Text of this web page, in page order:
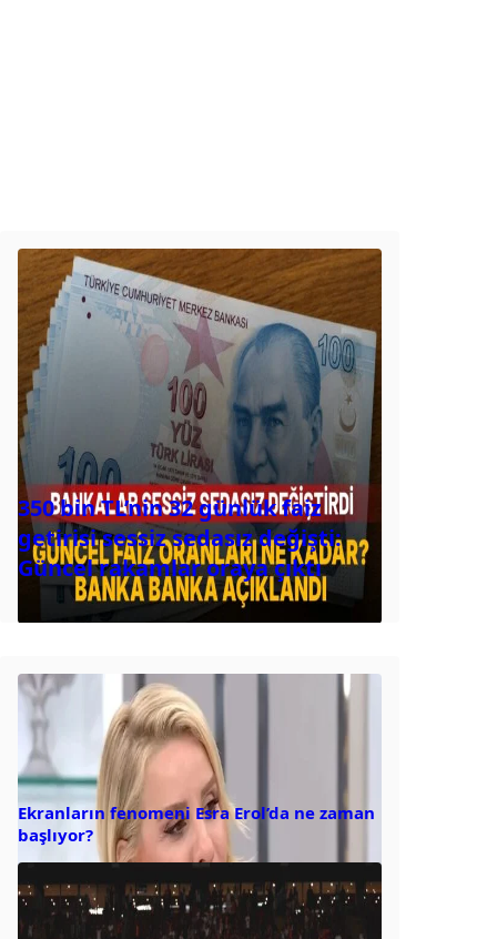
350 bin TL’nin 32 günlük faiz
getirisi sessiz sedasız değişti:
Güncel rakamlar oraya çıktı
Ekranların fenomeni Esra Erol’da ne zaman
başlıyor?